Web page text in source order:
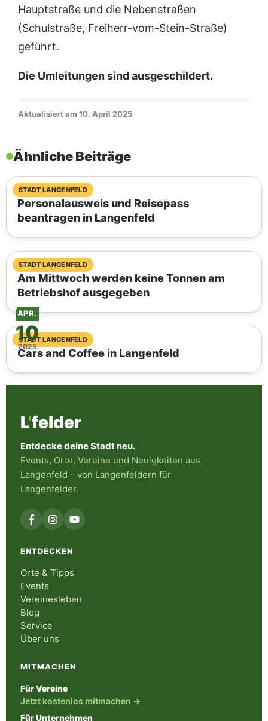
APR.
10
2025
Hauptstraße und die Nebenstraßen
(Schulstraße, Freiherr-vom-Stein-Straße)
geführt.
Die Umleitungen sind ausgeschildert.
Aktualisiert am 10. April 2025
Ähnliche Beiträge
STADT LANGENFELD
26. August 2025
Personalausweis und Reisepass
beantragen in Langenfeld
STADT LANGENFELD
01. Juli 2025
Am Mittwoch werden keine Tonnen am
Betriebshof ausgegeben
STADT LANGENFELD
10. April 2025
Cars and Coffee in Langenfeld
L'felder
Entdecke deine Stadt neu.
Events, Orte, Vereine und Neuigkeiten aus
Langenfeld – von Langenfeldern für
Langenfelder.
ENTDECKEN
Orte & Tipps
Events
Vereinesleben
Blog
Service
Über uns
MITMACHEN
Für Vereine
Jetzt kostenlos mitmachen →
Für Unternehmen